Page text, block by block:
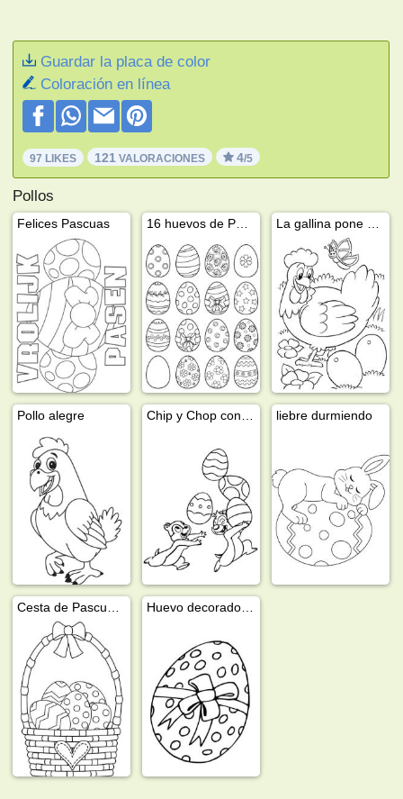
Guardar la placa de color
Coloración en línea
97 LIKES 121 VALORACIONES 4/5
Pollos
Felices Pascuas
Pollo alegre liebre durmiendo